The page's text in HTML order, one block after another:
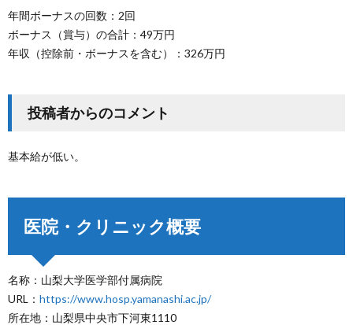
年間ボーナスの回数：2回
ボーナス（賞与）の合計：49万円
年収（控除前・ボーナスを含む）：326万円
投稿者からのコメント
基本給が低い。
医院・クリニック概要
名称：山梨大学医学部付属病院
URL： https://www.hosp.yamanashi.ac.jp/
所在地：山梨県中央市下河東1110